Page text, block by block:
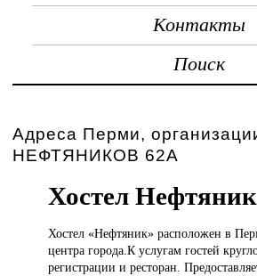
Контакты
Поиск
Адреса Перми,
НЕФТЯНИКОВ 62А
Хостел Нефтяник
Хостел «Нефтяник»расположен в
центра города.К услугам гостей
регистрации и ресторан.